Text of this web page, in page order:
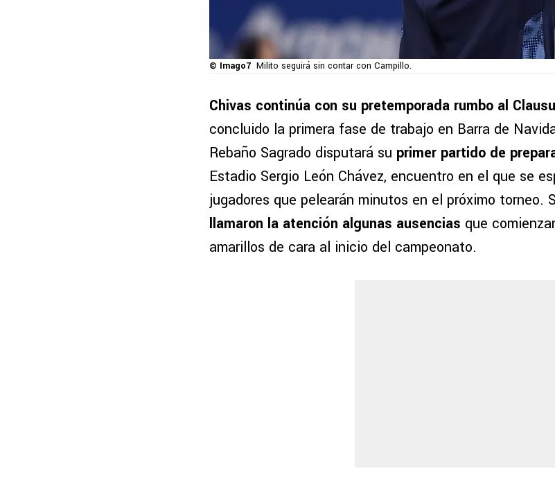
© Imago7 Milito seguirá sin contar con Campillo.
Chivas continúa con su pretemporada rumbo al
concluido la primera fase de trabajo en Barra de
Rebaño Sagrado disputará su primer partido de
Estadio Sergio León Chávez, encuentro en el que se
jugadores que pelearán minutos en el próximo torneo.
llamaron la atención algunas ausencias que
amarillos de cara al inicio del campeonato.